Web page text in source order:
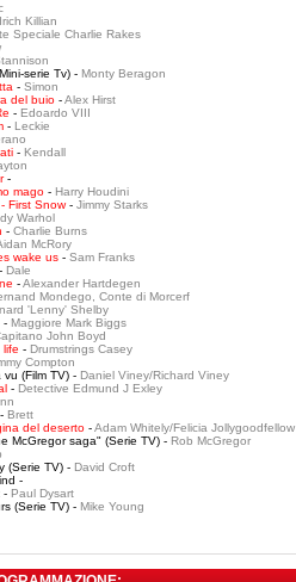
Killian
Speciale Charlie Rakes
serie Tv) - Monty Beragon
- Simon
del buio -Alex Hirst
- Edoardo VIII
- Leckie
- Kendall
-
mago - Harry Houdini
First Snow- Jimmy Starks
Warhol
- Charlie Burns
McRory
wake us - Sam Franks
- Dale
-Alexander Hartdegen
Mondego, Conte di Morcerf
'Lenny' Shelby
- Maggiore Mark Biggs
John Boyd
life - Drumstrings Casey
Compton
(Film TV) - Daniel Viney/Richard Viney
- Detective Edmund J Exley
Brett
del deserto -Adam Whitely/Felicia Jollygoodfellow
McGregor saga" (Serie TV) - Rob McGregor
(Serie TV) - David Croft
-
- Paul Dysart
(Serie TV) - Mike Young